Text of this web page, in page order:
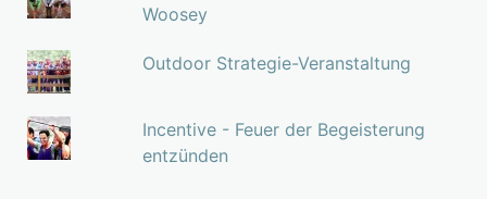
Woosey
Outdoor Strategie-Veranstaltung
Incentive - Feuer der Begeisterung
entzünden